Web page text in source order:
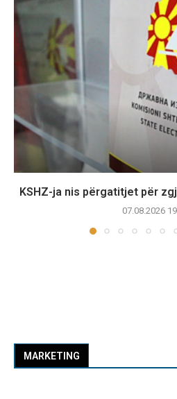
KSHZ-ja nis përgatitjet për
07.08.2026
MARKETING